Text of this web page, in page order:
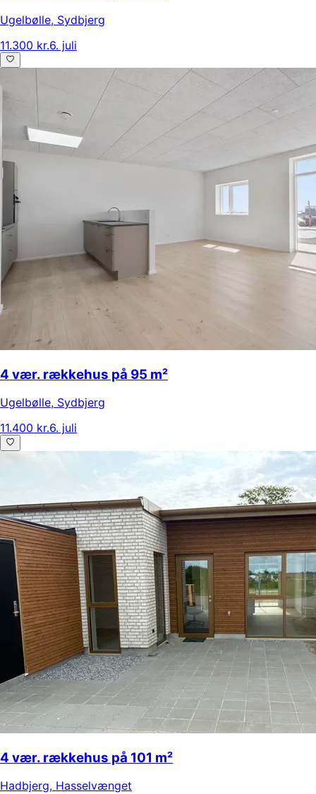
Ugelbølle, Sydbjerg
11.300 kr.6. juli
4 vær. rækkehus på 95 m²
Ugelbølle, Sydbjerg
11.400 kr.6. juli
4 vær. rækkehus på 101 m²
Hadbjerg, Hasselvænget